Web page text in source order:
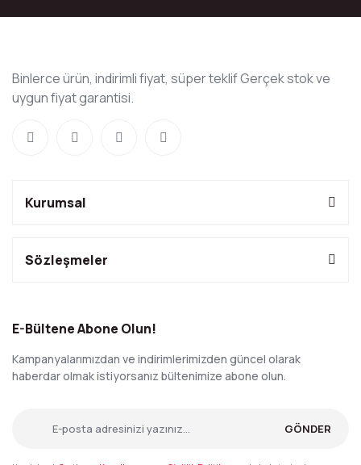
Binlerce ürün, indirimli fiyat, süper teklif Gerçek stok ve
uygun fiyat garantisi.
Kurumsal
Sözleşmeler
E-Bültene Abone Olun!
Kampanyalarımızdan ve indirimlerimizden güncel olarak
haberdar olmak istiyorsanız bültenimize abone olun.
GÖNDER